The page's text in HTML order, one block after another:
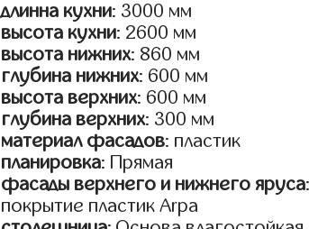
длинна кухни: 3000 мм
высота кухни: 2600 мм
высота нижних: 860 мм
глубина нижних: 600 мм
высота верхних: 600 мм
глубина верхних: 300 мм
материал фасадов: пластик
планировка: Прямая
фасады верхнего и нижнего яруса
покрытие пластик Arpa